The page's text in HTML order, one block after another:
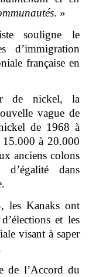
. »
souligne le
d’immigration
française en
de nickel, la
vague de
de 1968 à
à 20.000
anciens colons
d’égalité dans
les Kanaks ont
et les
visant à saper
de l’Accord du